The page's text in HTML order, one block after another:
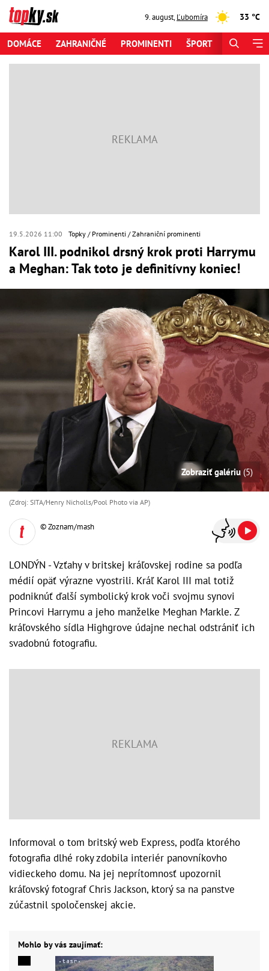
9. august,Ľubomíra 33 °C
DOMÁCE ZAHRANIČNÉ PROMINENTI ŠPORT
19.5.2026 11:00 Topky Prominenti Zahraniční prominenti
Karol III. podnikol drsný krok proti Harrymu
a Meghan: Tak toto je definitívny koniec!
Zobraziť galériu (5)
(Zdroj: SITA/Henry Nicholls/Pool Photo via AP)
© Zoznam/mash
LONDÝN - Vzťahy v britskej kráľovskej rodine sa podľa
médií opäť výrazne vyostrili. Kráľ Karol III mal totiž
podniknúť ďalší symbolický krok voči svojmu synovi
Princovi Harrymu a jeho manželke Meghan Markle. Z
kráľovského sídla Highgrove údajne nechal odstrániť ich
svadobnú fotografiu.
Informoval o tom britský web Express, podľa ktorého
fotografia dlhé roky zdobila interiér panovníkovho
vidieckeho domu. Na jej neprítomnosť upozornil
kráľovský fotograf Chris Jackson, ktorý sa na panstve
zúčastnil spoločenskej akcie.
Mohlo by vás zaujímať: